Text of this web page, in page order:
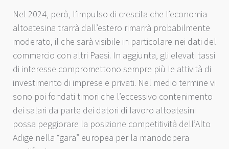
Nel 2024, però, l’impulso di crescita che l’economia
altoatesina trarrà dall’estero rimarrà probabilmente
moderato, il che sarà visibile in particolare nei dati del
commercio con altri Paesi. In aggiunta, gli elevati tassi
di interesse compromettono sempre più le attività di
investimento di imprese e privati. Nel medio termine vi
sono poi fondati timori che l’eccessivo contenimento
dei salari da parte dei datori di lavoro altoatesini
possa peggiorare la posizione competitività dell’Alto
Adige nella “gara” europea per la manodopera